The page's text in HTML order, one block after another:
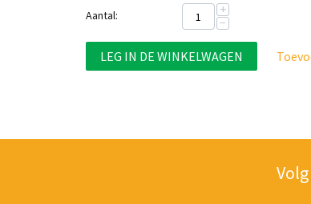
Aantal:
+
−
LEG IN DE WINKELWAGEN